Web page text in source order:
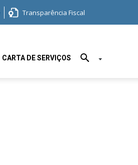
Transparência Fiscal
CARTA DE SERVIÇOS